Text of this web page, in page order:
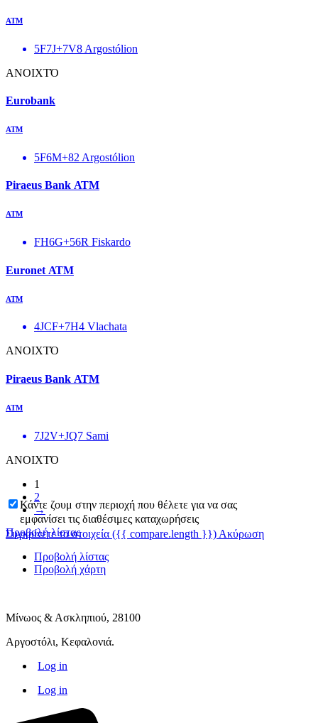
ΑΤΜ
5F7J+7V8 Argostólion
ΑΝΟΙΧΤΌ
Eurobank
ΑΤΜ
5F6M+82 Argostólion
Piraeus Bank ΑΤΜ
ΑΤΜ
FH6G+56R Fiskardo
Euronet ΑΤΜ
ΑΤΜ
4JCF+7H4 Vlachata
ΑΝΟΙΧΤΌ
Piraeus Bank ΑΤΜ
ΑΤΜ
7J2V+JQ7 Sami
ΑΝΟΙΧΤΌ
1
2
→
Συγκρίνετε τα στοιχεία ({{ compare.length }}) Ακύρωση
Κάντε ζουμ στην περιοχή που θέλετε για να σας
εμφανίσει τις διαθέσιμες καταχωρήσεις
Προβολή λίστας
Προβολή λίστας
Προβολή χάρτη
Μίνωος & Ασκληπιού, 28100
Αργοστόλι, Κεφαλονιά.
Log in
Log in